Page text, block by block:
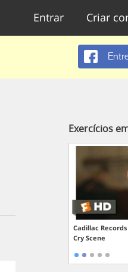
Entrar Criar
Exercícios
Cadillac
Cry Scene